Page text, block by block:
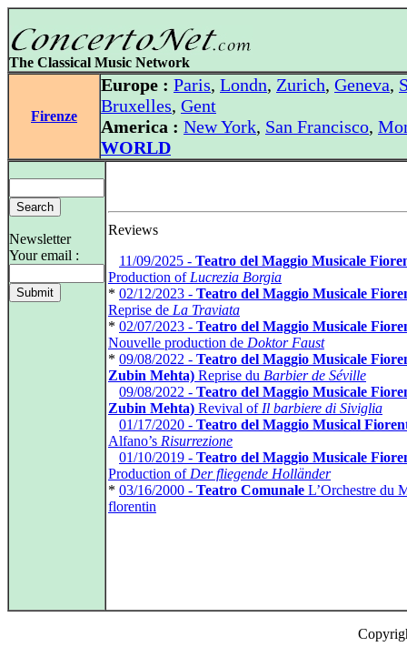
The Classical Music Network
Firenze
Europe : Paris, Londn, Zurich, Geneva,
Bruxelles, Gent
America : New York, San Francisco,
WORLD
Newsletter
Your email :
Reviews
11/09/2025 - Teatro del Maggio Musicale
Production of Lucrezia Borgia
* 02/12/2023 - Teatro del Maggio Musicale
Reprise de La Traviata
* 02/07/2023 - Teatro del Maggio Musicale
Nouvelle production de Doktor Faust
* 09/08/2022 - Teatro del Maggio Musicale
Zubin Mehta) Reprise du Barbier de Séville
09/08/2022 - Teatro del Maggio Musicale
Zubin Mehta) Revival of Il barbiere di Siviglia
01/17/2020 - Teatro del Maggio Musical
Alfano’s Risurrezione
01/10/2019 - Teatro del Maggio Musicale
Production of Der fliegende Holländer
* 03/16/2000 - Teatro Comunale L’Orchestre du
florentin